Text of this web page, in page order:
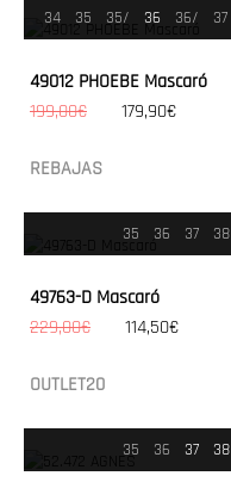
34 35 35/ 36 36/ 37
49012 PHOEBE Mascaró
199,00€
179,90€
REBAJAS
35 36 37 38
49763-D Mascaró
229,00€
114,50€
OUTLET20
35 36 37 38